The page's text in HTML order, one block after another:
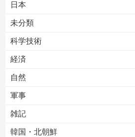
日本
未分類
科学技術
経済
自然
軍事
雑記
韓国・北朝鮮